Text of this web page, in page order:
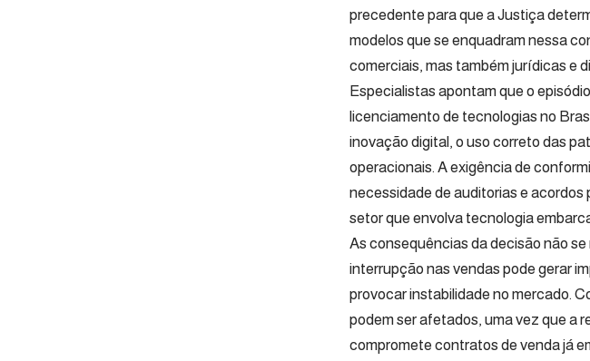
precedente para que a Justiça
modelos que se enquadram nessa
comerciais, mas também jurídicas e
Especialistas apontam que o
licenciamento de tecnologias no
inovação digital, o uso correto das
operacionais. A exigência de
necessidade de auditorias e acordos
setor que envolva tecnologia
As consequências da decisão não
interrupção nas vendas pode gerar
provocar instabilidade no mercado.
podem ser afetados, uma vez que a
compromete contratos de venda já